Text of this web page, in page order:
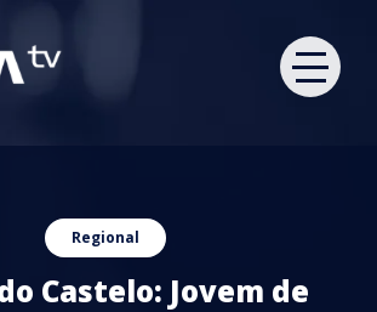
Regional
Castelo: Jovem de